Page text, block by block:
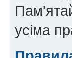
усіма